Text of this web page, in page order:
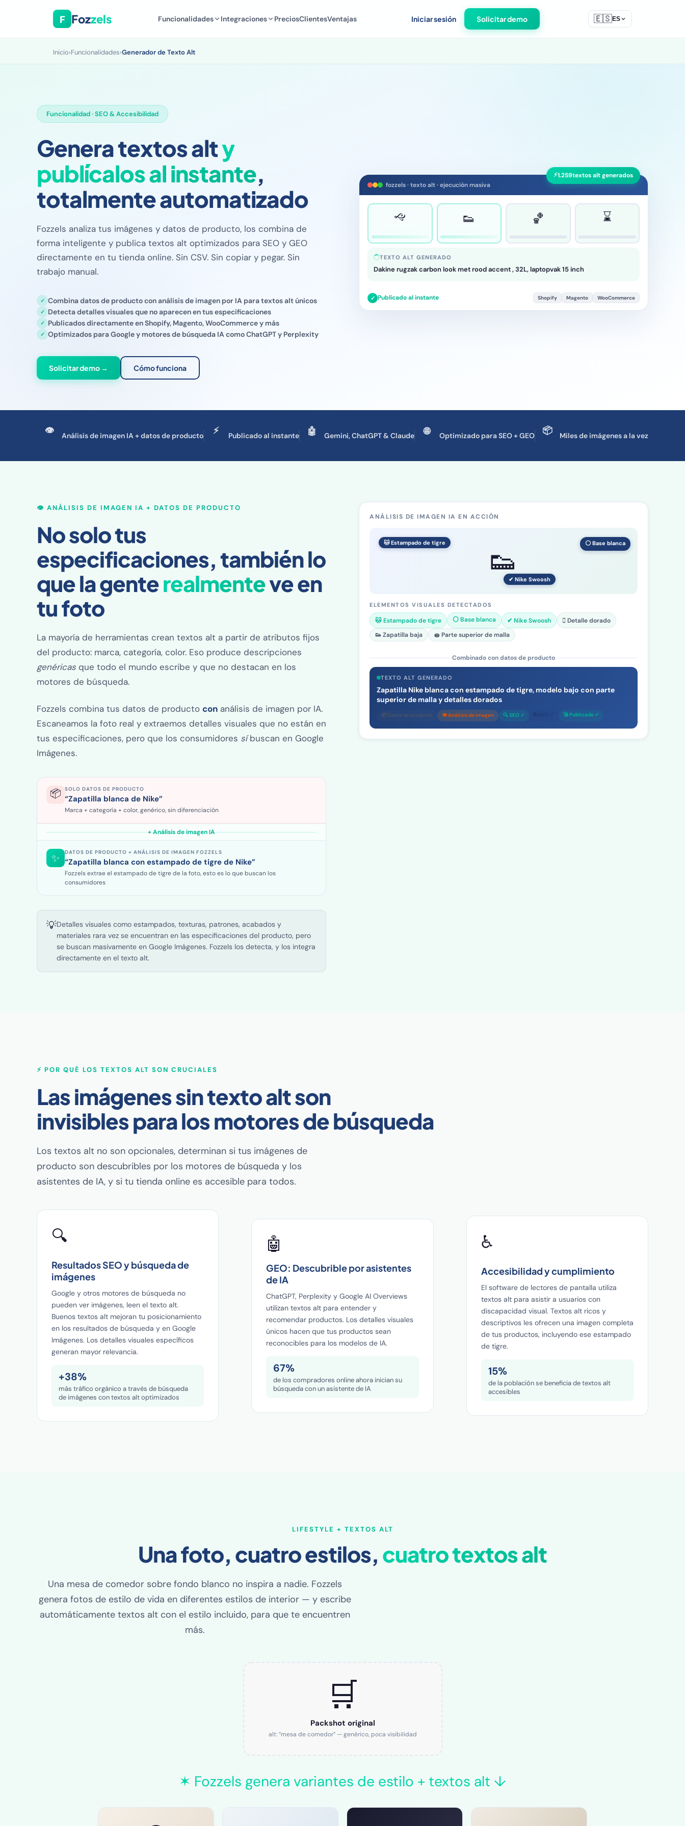
F Fozzels Funcionalidades Integraciones PreciosClientesVentajas Iniciar sesión Solicitar demo 🇪🇸ES
Inicio›Funcionalidades›Generador de Texto Alt
Funcionalidad · SEO & Accesibilidad
Genera textos alty
publícalos al instante,
totalmente automatizado
Fozzels analiza tus imágenes y datos de producto, los combina de
forma inteligente y publica textos alt optimizados para SEO y GEO
directamente en tu tienda online. Sin CSV. Sin copiar y pegar. Sin
trabajo manual.
Combina datos de producto con análisis de imagen por IA para textos alt únicos
Detecta detalles visuales que no aparecen en tus especificaciones
Publicados directamente en Shopify, Magento, WooCommerce y más
Optimizados para Google y motores de búsqueda IA como ChatGPT y Perplexity
Solicitar demo → Cómo funciona
⚡1.261textos alt generados
fozzels · texto alt · ejecución masiva
🙙 👟 🏀 ⌛
TEXTO ALT GENERADO
Dakine rugzak carbon look met rood accent , 32L, laptopvak 15 inch
✓ Publicado al instante Shopify Magento WooCommerce
👁 Análisis de imagen IA + datos de producto ⚡ Publicado al instante 🤖 Gemini, ChatGPT & Claude 🌐 Optimizado para SEO + GEO 📦 Miles de imágenes a la vez
👁️ ANÁLISIS DE IMAGEN IA + DATOS DE PRODUCTO
No solo tus
especificaciones, también lo
que la genterealmenteve en
tu foto
La mayoría de herramientas crean textos alt a partir de atributos fijos
del producto: marca, categoría, color. Eso produce descripciones
genéricas que todo el mundo escribe y que no destacan en los
motores de búsqueda.
Fozzels combina tus datos de producto con análisis de imagen por IA.
Escaneamos la foto real y extraemos detalles visuales que no están en
tus especificaciones, pero que los consumidores síbuscan en Google
Imágenes.
📦 SOLO DATOS DE PRODUCTO
“Zapatilla blanca de Nike”
Marca + categoría + color, genérico, sin diferenciación
+ Análisis de imagen IA
✨ DATOS DE PRODUCTO + ANÁLISIS DE IMAGEN FOZZELS
“Zapatilla blanca con estampado de tigre de Nike”
Fozzels extrae el estampado de tigre de la foto, esto es lo que buscan los
consumidores
💡Detalles visuales como estampados, texturas, patrones, acabados y
materiales rara vez se encuentran en las especificaciones del producto, pero
se buscan masivamente en Google Imágenes. Fozzels los detecta, y los integra
directamente en el texto alt.
ANÁLISIS DE IMAGEN IA EN ACCIÓN
👟
🐱 Estampado de tigre ⚪ Base blanca
✔ Nike Swoosh
ELEMENTOS VISUALES DETECTADOS
🐱 Estampado de tigre ⚪ Base blanca ✔ Nike Swoosh
🋹 Detalle dorado
👟 Zapatilla baja
🧽 Parte superior de malla
Combinado con datos de producto
TEXTO ALT GENERADO
Zapatilla Nike blanca con estampado de tigre, modelo bajo con parte
superior de malla y detalles dorados
📦 Datos de producto 👁 Análisis de imagen 🔍 SEO ✓ 🌐 GEO ✓ 🚀 Publicado ✓
⚡ POR QUÉ LOS TEXTOS ALT SON CRUCIALES
Las imágenes sin texto alt son
invisibles para los motores de búsqueda
Los textos alt no son opcionales, determinan si tus imágenes de
producto son descubribles por los motores de búsqueda y los
asistentes de IA, y si tu tienda online es accesible para todos.
🔍
Resultados SEO y búsqueda de
imágenes
Google y otros motores de búsqueda no
pueden ver imágenes, leen el texto alt.
Buenos textos alt mejoran tu posicionamiento
en los resultados de búsqueda y en Google
Imágenes. Los detalles visuales específicos
generan mayor relevancia.
+38%
más tráfico orgánico a través de búsqueda
de imágenes con textos alt optimizados
🤖
GEO: Descubrible por asistentes
de IA
ChatGPT, Perplexity y Google AI Overviews
utilizan textos alt para entender y
recomendar productos. Los detalles visuales
únicos hacen que tus productos sean
reconocibles para los modelos de IA.
67%
de los compradores online ahora inician su
búsqueda con un asistente de IA
♿
Accesibilidad y cumplimiento
El software de lectores de pantalla utiliza
textos alt para asistir a usuarios con
discapacidad visual. Textos alt ricos y
descriptivos les ofrecen una imagen completa
de tus productos, incluyendo ese estampado
de tigre.
15%
de la población se beneficia de textos alt
accesibles
LIFESTYLE + TEXTOS ALT
Una foto, cuatro estilos, cuatro textos alt
Una mesa de comedor sobre fondo blanco no inspira a nadie. Fozzels
genera fotos de estilo de vida en diferentes estilos de interior — y escribe
automáticamente textos alt con el estilo incluido, para que te encuentren
más.
🛒
Packshot original
alt: “mesa de comedor” — genérico, poca visibilidad
✶ Fozzels genera variantes de estilo + textos alt ↓